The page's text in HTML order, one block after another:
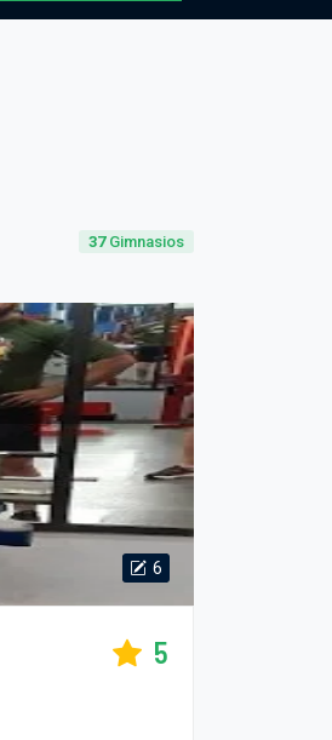
37Gimnasios
6
5